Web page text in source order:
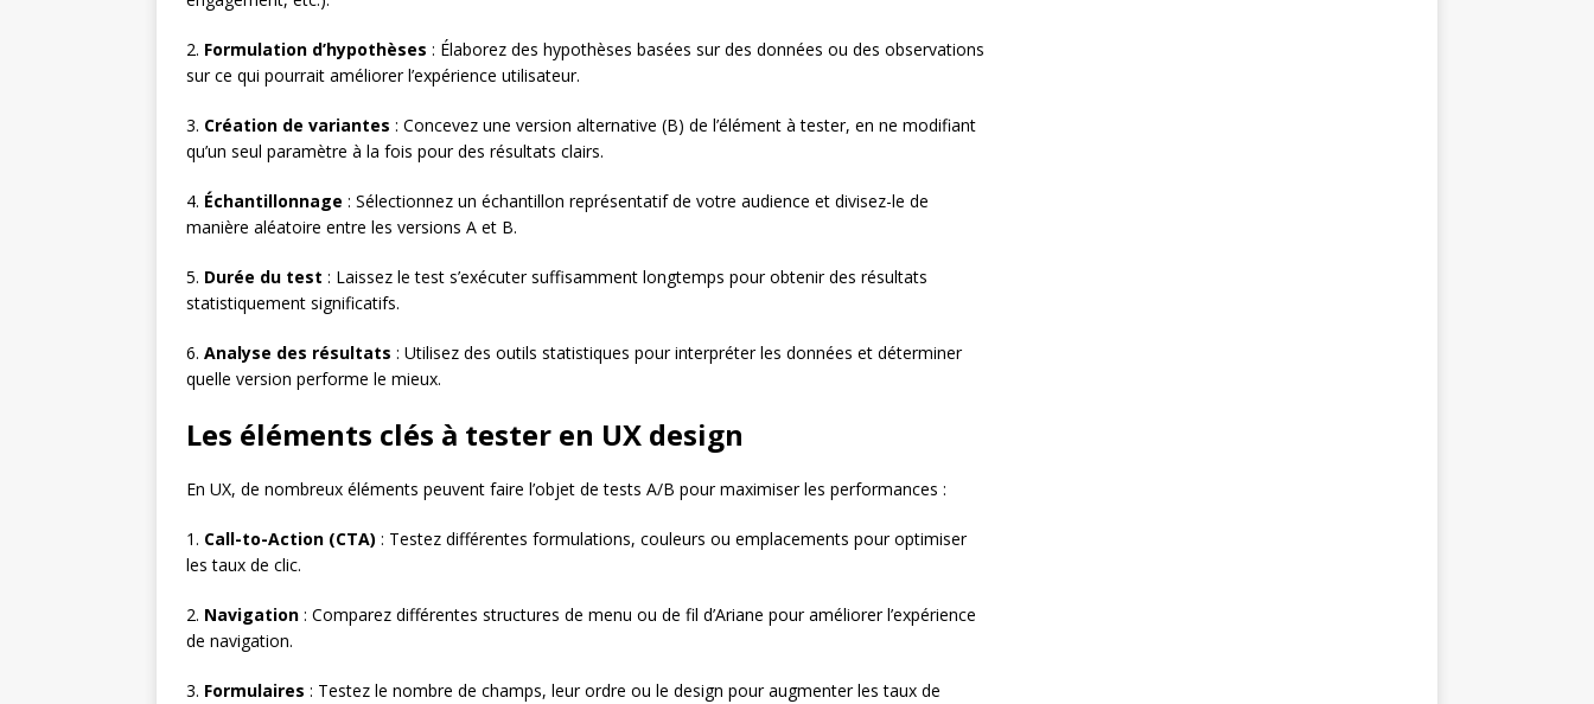
2. Formulation d’hypothèses : Élaborez des hypothèses basées sur des données ou des observations
sur ce qui pourrait améliorer l’expérience utilisateur.
3. Création de variantes : Concevez une version alternative (B) de l’élément à tester, en ne modifiant
qu’un seul paramètre à la fois pour des résultats clairs.
4. Échantillonnage : Sélectionnez un échantillon représentatif de votre audience et divisez-le de
manière aléatoire entre les versions A et B.
5. Durée du test : Laissez le test s’exécuter suffisamment longtemps pour obtenir des résultats
statistiquement significatifs.
6. Analyse des résultats : Utilisez des outils statistiques pour interpréter les données et déterminer
quelle version performe le mieux.
Les éléments clés à tester en UX design
En UX, de nombreux éléments peuvent faire l’objet de tests A/B pour maximiser les performances :
1. Call-to-Action (CTA) : Testez différentes formulations, couleurs ou emplacements pour optimiser
les taux de clic.
2. Navigation : Comparez différentes structures de menu ou de fil d’Ariane pour améliorer l’expérience
de navigation.
3. Formulaires : Testez le nombre de champs, leur ordre ou le design pour augmenter les taux de